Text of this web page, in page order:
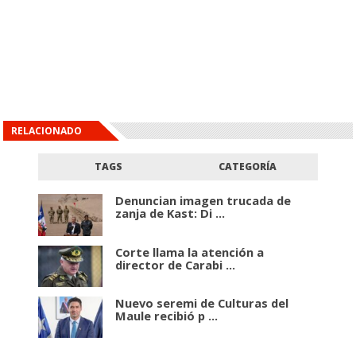
RELACIONADO
TAGS CATEGORÍA
Denuncian imagen trucada de
zanja de Kast: Di ...
Corte llama la atención a
director de Carabi ...
Nuevo seremi de Culturas del
Maule recibió p ...